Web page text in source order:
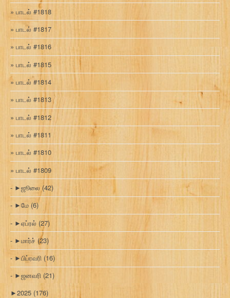
பாடல் #1818
பாடல் #1817
பாடல் #1816
பாடல் #1815
பாடல் #1814
பாடல் #1813
பாடல் #1812
பாடல் #1811
பாடல் #1810
பாடல் #1809
►ஜூலை (42)
►மே (6)
►ஏப்ரல் (27)
►மார்ச் (23)
►பிப்ரவரி (16)
►ஜனவரி (21)
►2025 (176)